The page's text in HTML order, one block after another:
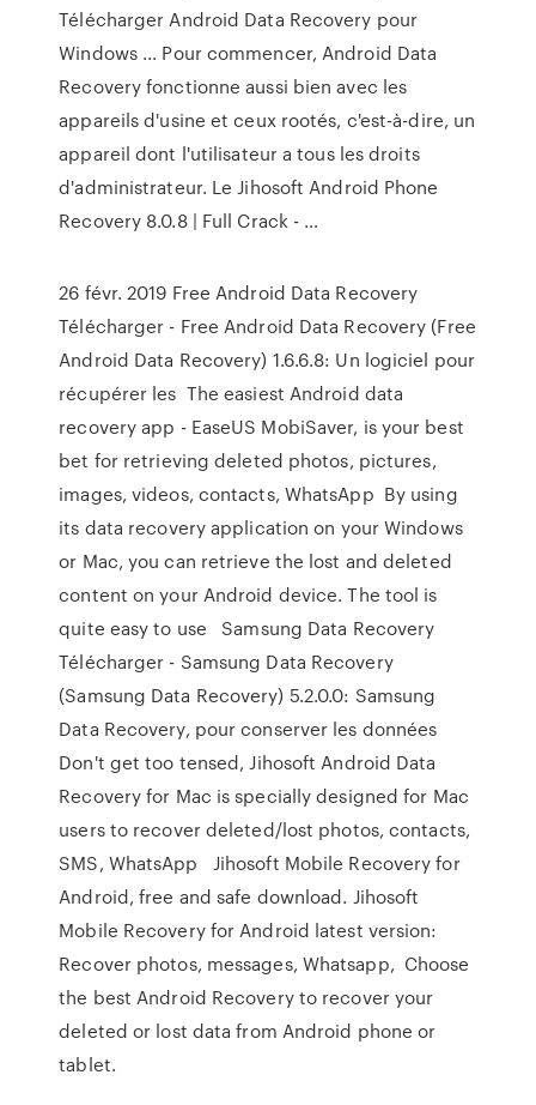
Télécharger Android Data Recovery pour
Windows ... Pour commencer, Android Data
Recovery fonctionne aussi bien avec les
appareils d'usine et ceux rootés, c'est-à-dire, un
appareil dont l'utilisateur a tous les droits
d'administrateur. Le Jihosoft Android Phone
Recovery 8.0.8 | Full Crack - …
26 févr. 2019 Free Android Data Recovery
Télécharger - Free Android Data Recovery (Free
Android Data Recovery) 1.6.6.8: Un logiciel pour
récupérer les The easiest Android data
recovery app - EaseUS MobiSaver, is your best
bet for retrieving deleted photos, pictures,
images, videos, contacts, WhatsApp By using
its data recovery application on your Windows
or Mac, you can retrieve the lost and deleted
content on your Android device. The tool is
quite easy to use Samsung Data Recovery
Télécharger - Samsung Data Recovery
(Samsung Data Recovery) 5.2.0.0: Samsung
Data Recovery, pour conserver les données
Don't get too tensed, Jihosoft Android Data
Recovery for Mac is specially designed for Mac
users to recover deleted/lost photos, contacts,
SMS, WhatsApp Jihosoft Mobile Recovery for
Android, free and safe download. Jihosoft
Mobile Recovery for Android latest version:
Recover photos, messages, Whatsapp, Choose
the best Android Recovery to recover your
deleted or lost data from Android phone or
tablet.